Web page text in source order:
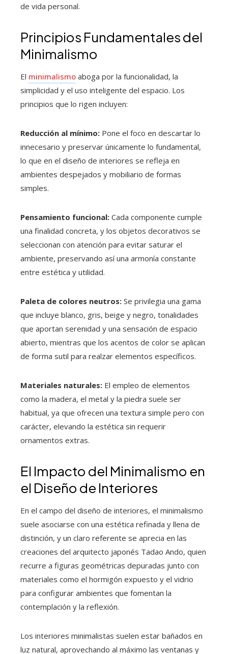
de vida personal.
Principios Fundamentales del
Minimalismo
El minimalismo aboga por la funcionalidad, la
simplicidad y el uso inteligente del espacio. Los
principios que lo rigen incluyen:
Reducción al mínimo: Pone el foco en descartar lo
innecesario y preservar únicamente lo fundamental,
lo que en el diseño de interiores se refleja en
ambientes despejados y mobiliario de formas
simples.
Pensamiento funcional: Cada componente cumple
una finalidad concreta, y los objetos decorativos se
seleccionan con atención para evitar saturar el
ambiente, preservando así una armonía constante
entre estética y utilidad.
Paleta de colores neutros: Se privilegia una gama
que incluye blanco, gris, beige y negro, tonalidades
que aportan serenidad y una sensación de espacio
abierto, mientras que los acentos de color se aplican
de forma sutil para realzar elementos específicos.
Materiales naturales: El empleo de elementos
como la madera, el metal y la piedra suele ser
habitual, ya que ofrecen una textura simple pero con
carácter, elevando la estética sin requerir
ornamentos extras.
El Impacto del Minimalismo en
el Diseño de Interiores
En el campo del diseño de interiores, el minimalismo
suele asociarse con una estética refinada y llena de
distinción, y un claro referente se aprecia en las
creaciones del arquitecto japonés Tadao Ando, quien
recurre a figuras geométricas depuradas junto con
materiales como el hormigón expuesto y el vidrio
para configurar ambientes que fomentan la
contemplación y la reflexión.
Los interiores minimalistas suelen estar bañados en
luz natural, aprovechando al máximo las ventanas y